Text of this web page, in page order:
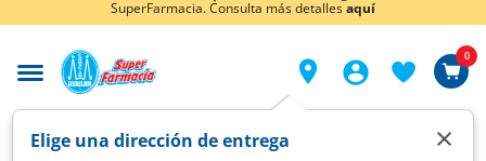
SuperFarmacia. Consulta más detallesaquí
Elige una dirección de entrega ×
0